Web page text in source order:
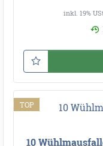
inkl. 19%
TOP
10